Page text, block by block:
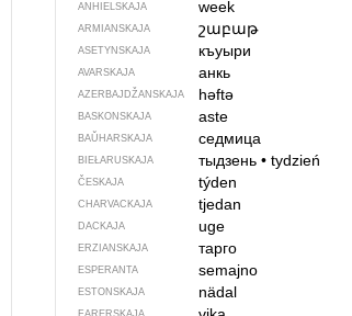
ANHIELSKAJA week
ARMIANSKAJA շաբաթ
ASETYNSKAJA къуыри
AVARSKAJA анкь
AZERBAJDŽAN­SKAJA həftə
BASKONSKAJA aste
BAŬHARSKAJA седмица
BIEŁARUSKAJA тыдзень • tydzień
ČESKAJA týden
CHARVACKAJA tjedan
DACKAJA uge
ERZIANSKAJA тарго
ESPERANTA semajno
ESTONSKAJA nädal
FARERSKAJA